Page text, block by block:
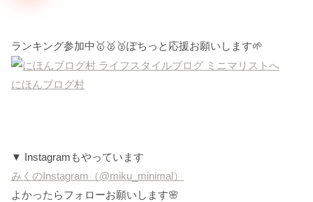
ランキング参加中🥇🥈🥉ぽちっと応援お願いします🌱
にほんブログ村
▼ Instagramもやっています
みくのInstagram（@miku_minimal）
よかったらフォローお願いします🌸